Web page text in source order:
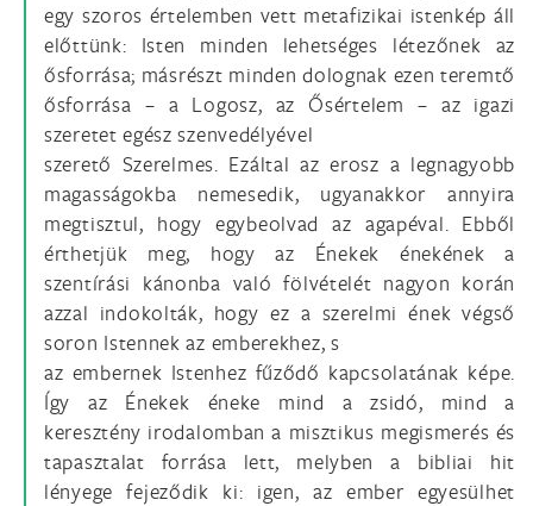
egy szoros értelemben vett metafizikai istenkép áll
előttünk: Isten minden lehetséges létezőnek az
ősforrása; másrészt minden dolognak ezen teremtő
ősforrása – a Logosz, az Ősértelem – az igazi
szeretet egész szenvedélyével
szerető Szerelmes. Ezáltal az erosz a legnagyobb
magasságokba nemesedik, ugyanakkor annyira
megtisztul, hogy egybeolvad az agapéval. Ebből
érthetjük meg, hogy az Énekek énekének a
szentírási kánonba való fölvételét nagyon korán
azzal indokolták, hogy ez a szerelmi ének végső
soron Istennek az emberekhez, s
az embernek Istenhez fűződő kapcsolatának képe.
Így az Énekek éneke mind a zsidó, mind a
keresztény irodalomban a misztikus megismerés és
tapasztalat forrása lett, melyben a bibliai hit
lényege fejeződik ki: igen, az ember egyesülhet